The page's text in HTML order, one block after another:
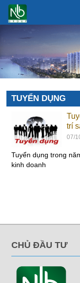
TUYỂN DỤNG
trí
07/
Tuyển dụng trong
kinh doanh
CHỦ ĐẦU TƯ